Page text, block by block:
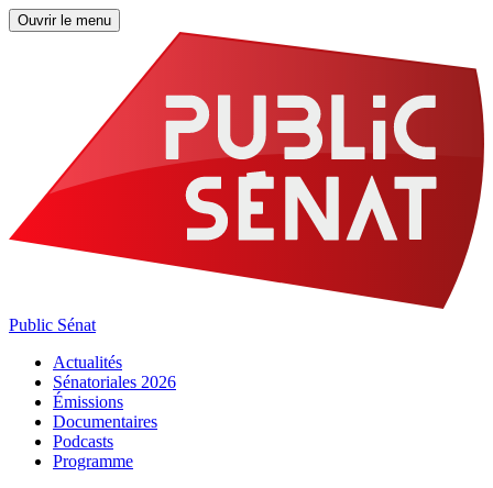
Ouvrir le menu
Public Sénat
Actualités
Sénatoriales 2026
Émissions
Documentaires
Podcasts
Programme